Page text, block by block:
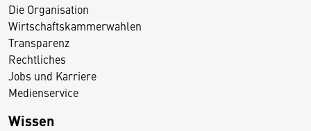
Die Organisation
Wirtschaftskammerwahlen
Transparenz
Rechtliches
Jobs und Karriere
Medienservice
Wissen